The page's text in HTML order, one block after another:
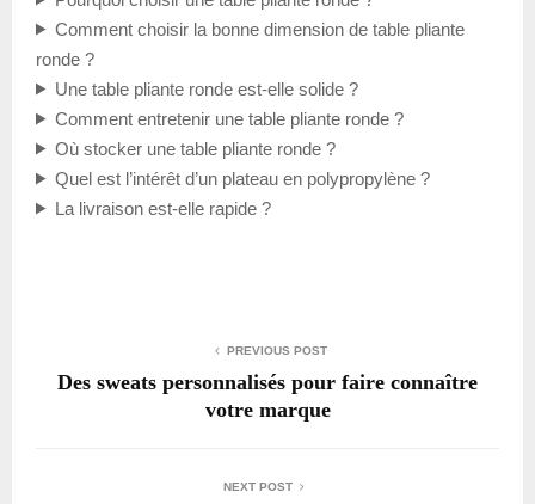
Comment choisir la bonne dimension de table pliante
ronde ?
Une table pliante ronde est-elle solide ?
Comment entretenir une table pliante ronde ?
Où stocker une table pliante ronde ?
Quel est l’intérêt d’un plateau en polypropylène ?
La livraison est-elle rapide ?
PREVIOUS POST
Des sweats personnalisés pour faire connaître
votre marque
NEXT POST